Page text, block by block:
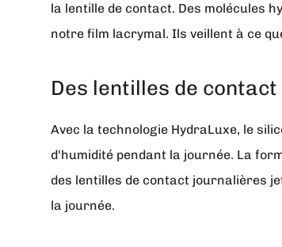
la lentille de contact. Des molécules
notre film lacrymal. Ils veillent à ce
Des lentilles de
Avec la technologie HydraLuxe, le
d'humidité pendant la journée. La
des lentilles de contact journalières
la journée.